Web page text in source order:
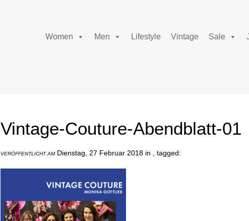
Women Men Lifestyle Vintage Sale
Vintage-Couture-Abendblatt-01
VERÖFFENTLICHT AMDienstag, 27 Februar 2018 in , tagged: